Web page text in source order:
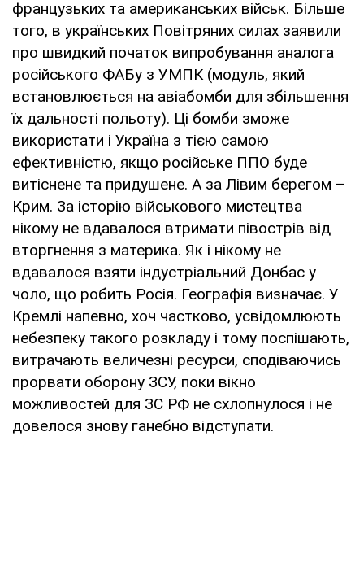
французьких та американських військ. Більше
того, в українських Повітряних силах заявили
про швидкий початок випробування аналога
російського ФАБу з УМПК (модуль, який
встановлюється на авіабомби для збільшення
їх дальності польоту). Ці бомби зможе
використати і Україна з тією самою
ефективністю, якщо російське ППО буде
витіснене та придушене. А за Лівим берегом –
Крим. За історію військового мистецтва
нікому не вдавалося втримати півострів від
вторгнення з материка. Як і нікому не
вдавалося взяти індустріальний Донбас у
чоло, що робить Росія. Географія визначає. У
Кремлі напевно, хоч частково, усвідомлюють
небезпеку такого розкладу і тому поспішають,
витрачають величезні ресурси, сподіваючись
прорвати оборону ЗСУ, поки вікно
можливостей для ЗС РФ не cхлопнулося і не
довелося знову ганебно відступати.